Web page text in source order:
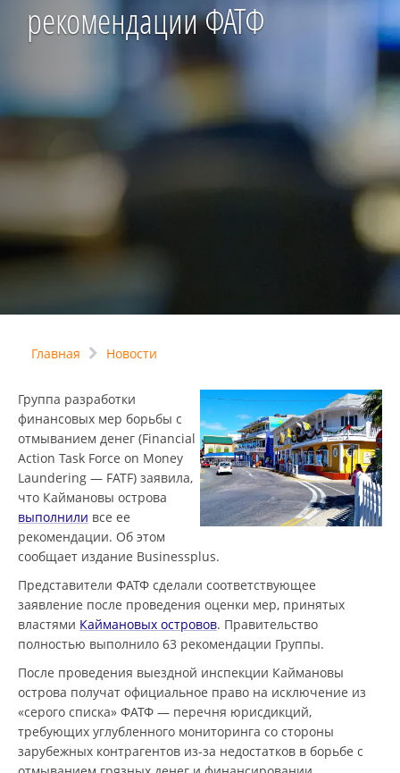
рекомендации ФАТФ
Главная Новости
Группа разработки
финансовых мер борьбы с
отмыванием денег (Financial
Action Task Force on Money
Laundering — FATF) заявила,
что Каймановы острова
выполнили все ее
рекомендации. Об этом
сообщает издание Businessplus.
Представители ФАТФ сделали соответствующее
заявление после проведения оценки мер, принятых
властями Каймановых островов. Правительство
полностью выполнило 63 рекомендации Группы.
После проведения выездной инспекции Каймановы
острова получат официальное право на исключение из
«серого списка» ФАТФ — перечня юрисдикций,
требующих углубленного мониторинга со стороны
зарубежных контрагентов из-за недостатков в борьбе с